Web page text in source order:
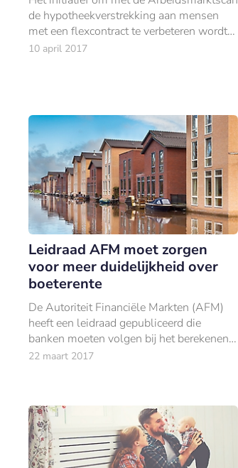
de hypotheekverstrekking aan mensen
met een flexcontract te verbeteren wordt
uitgebreid.
10 april 2017
Leidraad AFM moet zorgen
voor meer duidelijkheid over
boeterente
De Autoriteit Financiële Markten (AFM)
heeft een leidraad gepubliceerd die
banken moeten volgen bij het berekenen
van de vergoeding die betaald moet
22 maart 2017